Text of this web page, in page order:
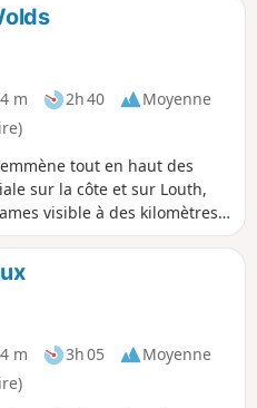
m 2h 40
Moyenne
tout en haut des
sur la côte et sur Louth,
visible à des kilomètres à
sentiers et des chemins, tu
du Lincolnshire vallonné.
m 3h 05
Moyenne